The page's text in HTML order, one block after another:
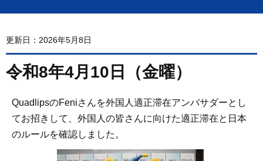
更新日：2026年5月8日
令和8年4月10日（金曜）
QuadlipsのFeniさんを外国人適正滞在アンバサダーとし
てお招きして、外国人の皆さんに向けた適正滞在と日本
のルールを確認しました。